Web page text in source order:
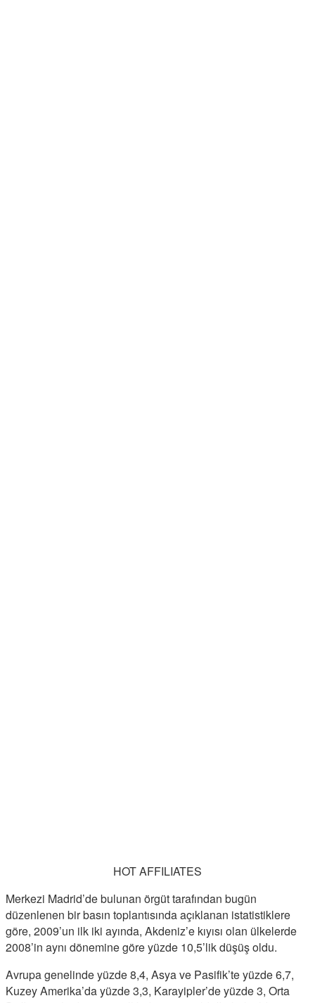
HOT AFFILIATES
Merkezi Madrid’de bulunan örgüt tarafından bugün
düzenlenen bir basın toplantısında açıklanan istatistiklere
göre, 2009’un ilk iki ayında, Akdeniz’e kıyısı olan ülkelerde
2008’in aynı dönemine göre yüzde 10,5’lik düşüş oldu.
Avrupa genelinde yüzde 8,4, Asya ve Pasifik’te yüzde 6,7,
Kuzey Amerika’da yüzde 3,3, Karayipler’de yüzde 3, Orta